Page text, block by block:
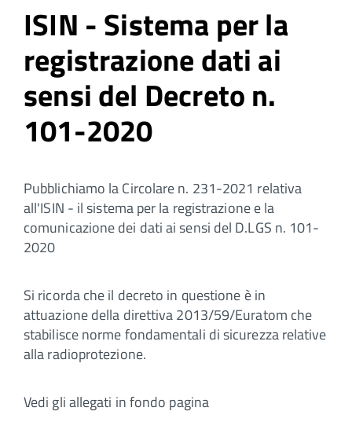
ISIN - Sistema per la
registrazione dati ai
sensi del Decreto n.
101-2020
Pubblichiamo la Circolare n. 231-2021 relativa
all'ISIN - il sistema per la registrazione e la
comunicazione dei dati ai sensi del D.LGS n. 101-
2020
Si ricorda che il decreto in questione è in
attuazione della direttiva 2013/59/Euratom che
stabilisce norme fondamentali di sicurezza relative
alla radioprotezione.
Vedi gli allegati in fondo pagina